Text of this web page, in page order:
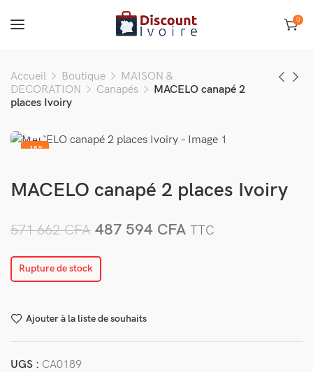
0
Accueil Boutique
MAISON &
DECORATION
Canapés
MACELO canapé 2
places Ivoiry
-15%
MACELO canapé 2 places Ivoiry
571 662CFA 487 594 CFA TTC
Rupture de stock
Ajouter à la liste de souhaits
UGS : CA0189